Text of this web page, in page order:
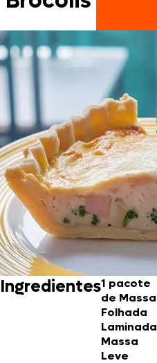
Ingredientes1 pacote
de Massa
Folhada
Laminada
Massa
Leve